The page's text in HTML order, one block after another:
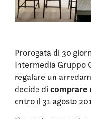
Prorogata di 30
Intermedia Gruppo
regalare un
decide di comprare
entro il 31 agosto